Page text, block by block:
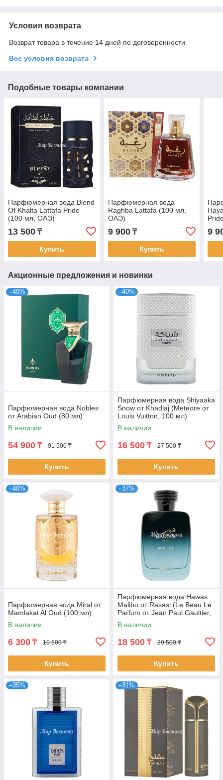
Условия возврата
Возврат товара в течение 14 дней по договоренности
Все условия возврата
Подобные товары компании
Парфюмерная вода Blend
Of Khalta Lattafa Pride
(100 мл, ОАЭ)
13 500 ₸
Купить
Парфюмерная вода
Raghba Lattafa (100 мл,
ОАЭ)
9 900₸
Купить
9
Акционные предложения и новинки
–40%
Парфюмерная вода Nobles
от Arabian Oud (80 мл)
В наличии
54 900 ₸ 91 500 ₸
Купить
–40%
Парфюмерная вода Shiyaaka
Snow от Khadlaj (Meteore от
Louis Vuitton, 100 мл)
В наличии
16 500 ₸ 27 500 ₸
Купить
–40%
Парфюмерная вода Miral от
Mamlakat Al Oud (100 мл)
В наличии
6 300 ₸ 10 500 ₸
Купить
–37%
Парфюмерная вода Hawas
Malibu от Rasasi (Le Beau Le
Parfum от Jean Paul Gaultier,
100 мл)
В наличии
18 500 ₸ 29 500 ₸
Купить
–35% –31%